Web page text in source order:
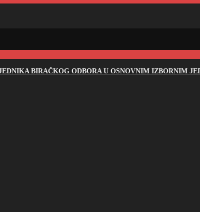
BIRAČKOG ODBORA U OSNOVNIM IZBORNIM